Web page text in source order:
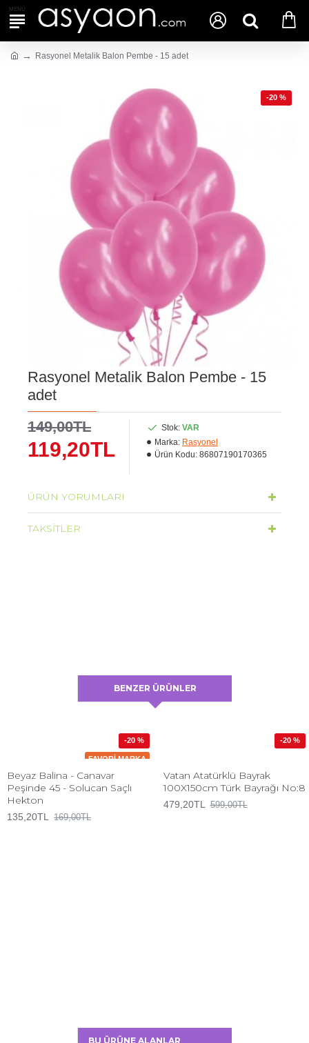
Rasyonel Metalik Balon Pembe - 15 adet
-20 %
Rasyonel Metalik Balon Pembe - 15
adet
119,20TL
149,00TL Stok: VAR
Marka: Rasyonel
Ürün Kodu: 86807190170365
ÜRÜN YORUMLARI
TAKSITLER
BENZER ÜRÜNLER
FAVORI MARKA
-20 %
Beyaz Balina - Canavar
Peşinde 45 - Solucan Saçlı
Hekton
135,20TL 169,00TL
-20 %
Vatan Atatürklü Bayrak
100X150cm Türk Bayrağı No:8
479,20TL 599,00TL
BU ÜRÜNE ALANLAR